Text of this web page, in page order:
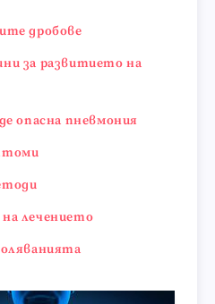
дробове
за развитието на
опасна пневмония
лечението